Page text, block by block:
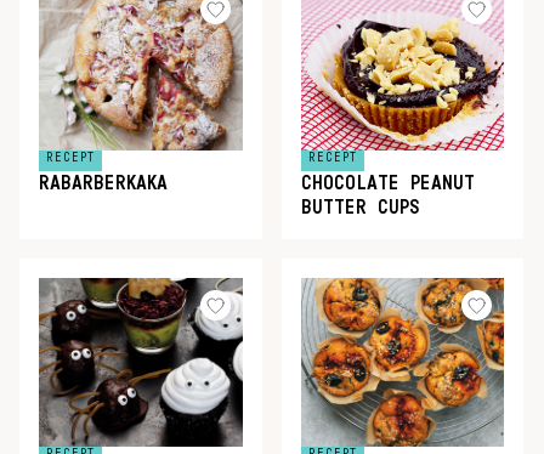
RECEPT
RABARBERKAKA
RECEPT
CHOCOLATE PEANUT
BUTTER CUPS